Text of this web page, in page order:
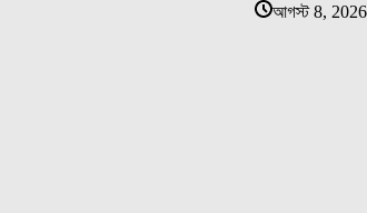
আগস্ট 8, 2026